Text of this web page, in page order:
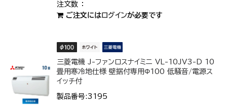
ご注文には ログインが必要です
三菱電機 J-ファンロスナイミニ VL-10JV3-D 10
畳用寒冷地仕様 壁据付専用Φ100 低騒音/電源ス
イッチ付
製品番号:3195